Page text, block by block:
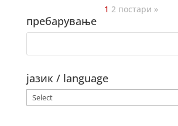
1 2 постари »
пребарување
јазик / language